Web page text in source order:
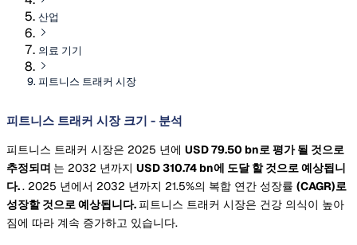
산업
의료 기기
피트니스 트래커 시장
피트니스 트래커 시장 크기 - 분석
피트니스 트래커 시장은 2025 년에 USD 79.50 bn로 평가 될 것으로
추정되며 는 2032 년까지 USD 310.74 bn에 도달 할 것으로 예상됩니
다.. 2025 년에서 2032 년까지 21.5%의 복합 연간 성장률 (CAGR)로
성장할 것으로 예상됩니다.피트니스 트래커 시장은 건강 의식이 높아
짐에 따라 계속 증가하고 있습니다.